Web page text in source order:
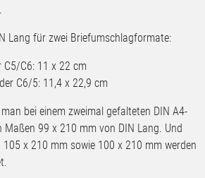
Lang für zwei Briefumschlagformate:
C5/C6: 11 x 22 cm
C6/5: 11,4 x 22,9 cm
bei einem zweimal gefalteten DIN A4-
99 x 210 mm von DIN Lang. Und
x 210 mm sowie 100 x 210 mm werden